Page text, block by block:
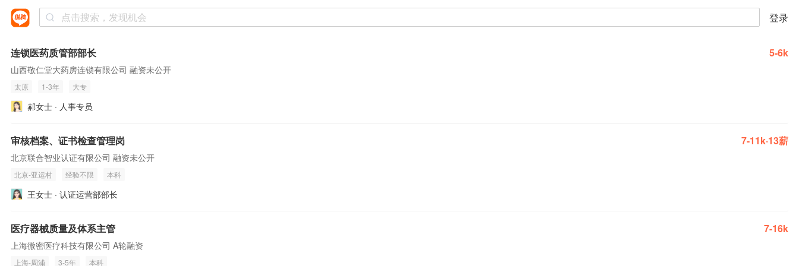
登录
连锁医药质管部部长 5-6k
山西敬仁堂大药房连锁有限公司 融资未公开
太原 1-3年 大专
郝女士 · 人事专员
审核档案、证书检查管理岗 7-11k·13薪
北京联合智业认证有限公司 融资未公开
北京-亚运村 经验不限 本科
王女士 · 认证运营部部长
医疗器械质量及体系主管 7-16k
上海微密医疗科技有限公司 A轮融资
上海-周浦 3-5年 本科